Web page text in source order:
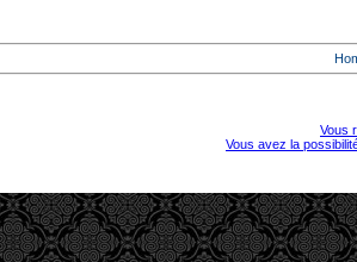
Vous
Vous avez la